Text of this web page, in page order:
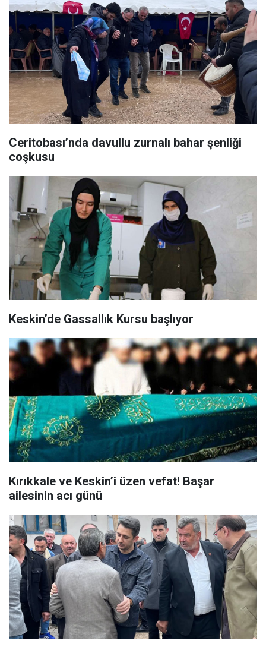
Ceritobası’nda davullu zurnalı bahar şenliği
coşkusu
Keskin’de Gassallık Kursu başlıyor
Kırıkkale ve Keskin’i üzen vefat! Başar
ailesinin acı günü